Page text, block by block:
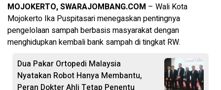
MOJOKERTO, SWARAJOMBANG.COM – Wali Kota
Mojokerto Ika Puspitasari menegaskan pentingnya
pengelolaan sampah berbasis masyarakat dengan
menghidupkan kembali bank sampah di tingkat RW.
Dua Pakar Ortopedi Malaysia
Nyatakan Robot Hanya Membantu,
Peran Dokter Ahli Tetap Penentu